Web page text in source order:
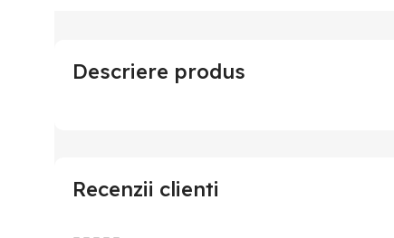
Descriere produs
Recenzii clienti